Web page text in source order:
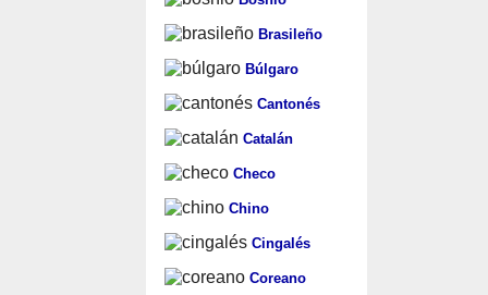
Brasileño
Búlgaro
Cantonés
Catalán
Checo
Chino
Cingalés
Coreano